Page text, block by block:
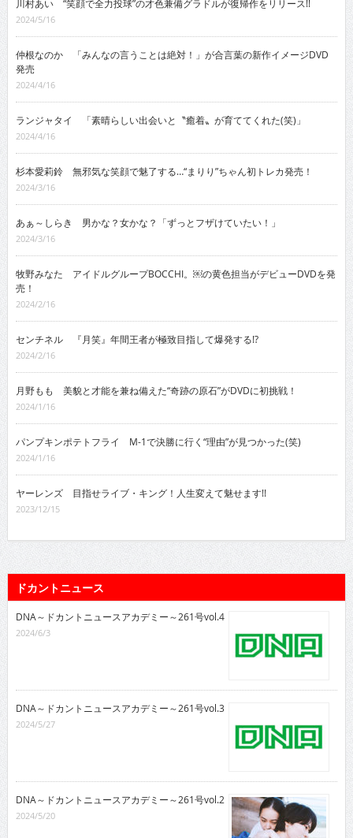
川村あい “笑顔で全力投球”の才色兼備グラドルが復帰作をリリース!!
2024/5/16
仲根なのか 「みんなの言うことは絶対！」が合言葉の新作イメージDVD
発売
2024/4/16
ランジャタイ 「素晴らしい出会いと〝癒着〟が育ててくれた(笑)」
2024/4/16
杉本愛莉鈴 無邪気な笑顔で魅了する…“まりり”ちゃん初トレカ発売！
2024/3/16
あぁ～しらき 男かな？女かな？「ずっとフザけていたい！」
2024/3/16
牧野みなた アイドルグループBOCCHI。￼の黄色担当がデビューDVDを発
売！
2024/2/16
センチネル 『月笑』年間王者が極致目指して爆発する!?
2024/2/16
月野もも 美貌と才能を兼ね備えた“奇跡の原石”がDVDに初挑戦！
2024/1/16
パンプキンポテトフライ M-1で決勝に行く“理由”が見つかった(笑)
2024/1/16
ヤーレンズ 目指せライブ・キング！人生変えて魅せます!!
2023/12/15
ドカントニュース
DNA～ドカントニュースアカデミー～261号vol.4
2024/6/3
DNA～ドカントニュースアカデミー～261号vol.3
2024/5/27
DNA～ドカントニュースアカデミー～261号vol.2
2024/5/20